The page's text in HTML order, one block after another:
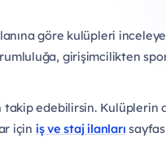
göre kulüpleri
girişimcilikten
takip edebilirsin.
için iş ve staj ilanları